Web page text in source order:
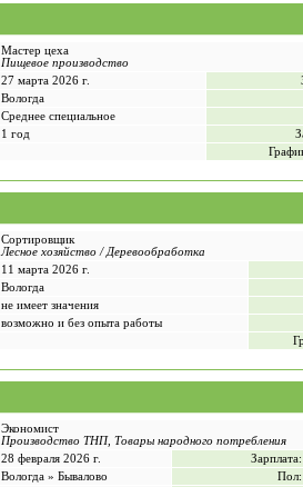
Мастер цеха
Пищевое производство
27 марта 2026 г.
Вологда
Среднее специальное
1 год
Сортировщик
Лесное хозяйство / Деревообработка
11 марта 2026 г.
Вологда
не имеет значения
возможно и без опыта работы
Экономист
Производство ТНП, Товары народного потребления
28 февраля 2026 г.
Зарплата:
Вологда » Бывалово
Пол: